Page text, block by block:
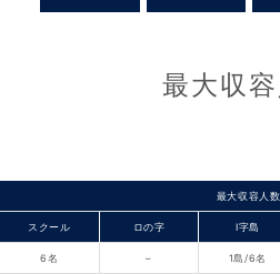
最大収
最大収容人数
スクール ロの字 I字島
6名 – 1島/6名